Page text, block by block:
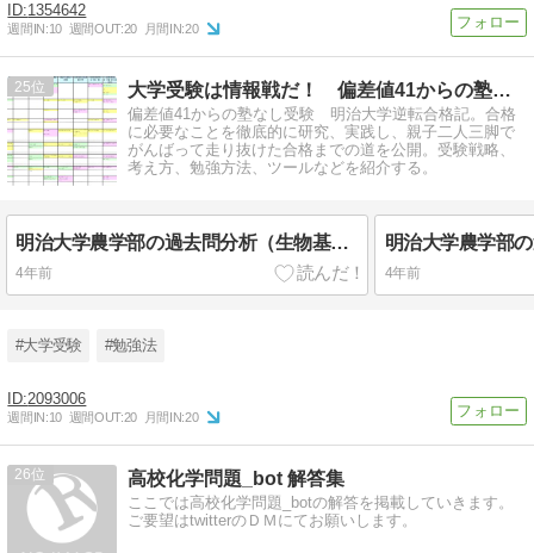
1354642
週間IN:10 週間OUT:20 月間IN:20
25 大学受験は情報戦だ！ 偏差値41からの塾なし受験 逆転合格記
偏差値41からの塾なし受験 明治大学逆転合格記。合格
に必要なことを徹底的に研究、実践し、親子二人三脚で
がんばって走り抜けた合格までの道を公開。受験戦略、
考え方、勉強方法、ツールなどを紹介する。
明治大学農学部の過去問分析（生物基礎・生物）
4年前
明治大学農学部
4年前
#大学受験 #勉強法
2093006
週間IN:10 週間OUT:20 月間IN:20
26 高校化学問題_bot 解答集
ここでは高校化学問題_botの解答を掲載していきます。
ご要望はtwitterのＤＭにてお願いします。